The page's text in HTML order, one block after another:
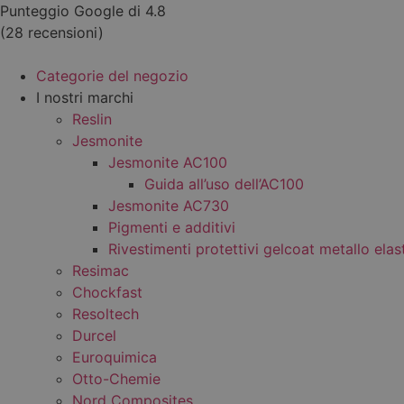
Vai
al
Punteggio Google di 4.8
(28 recensioni)
Categorie del negozio
I nostri marchi
Reslin
Jesmonite
Jesmonite AC100
Guida all’uso dell’AC100
Jesmonite AC730
Pigmenti e additivi
Rivestimenti protettivi gelcoat metallo
Resimac
Chockfast
Resoltech
Durcel
Euroquimica
Otto-Chemie
Nord Composites